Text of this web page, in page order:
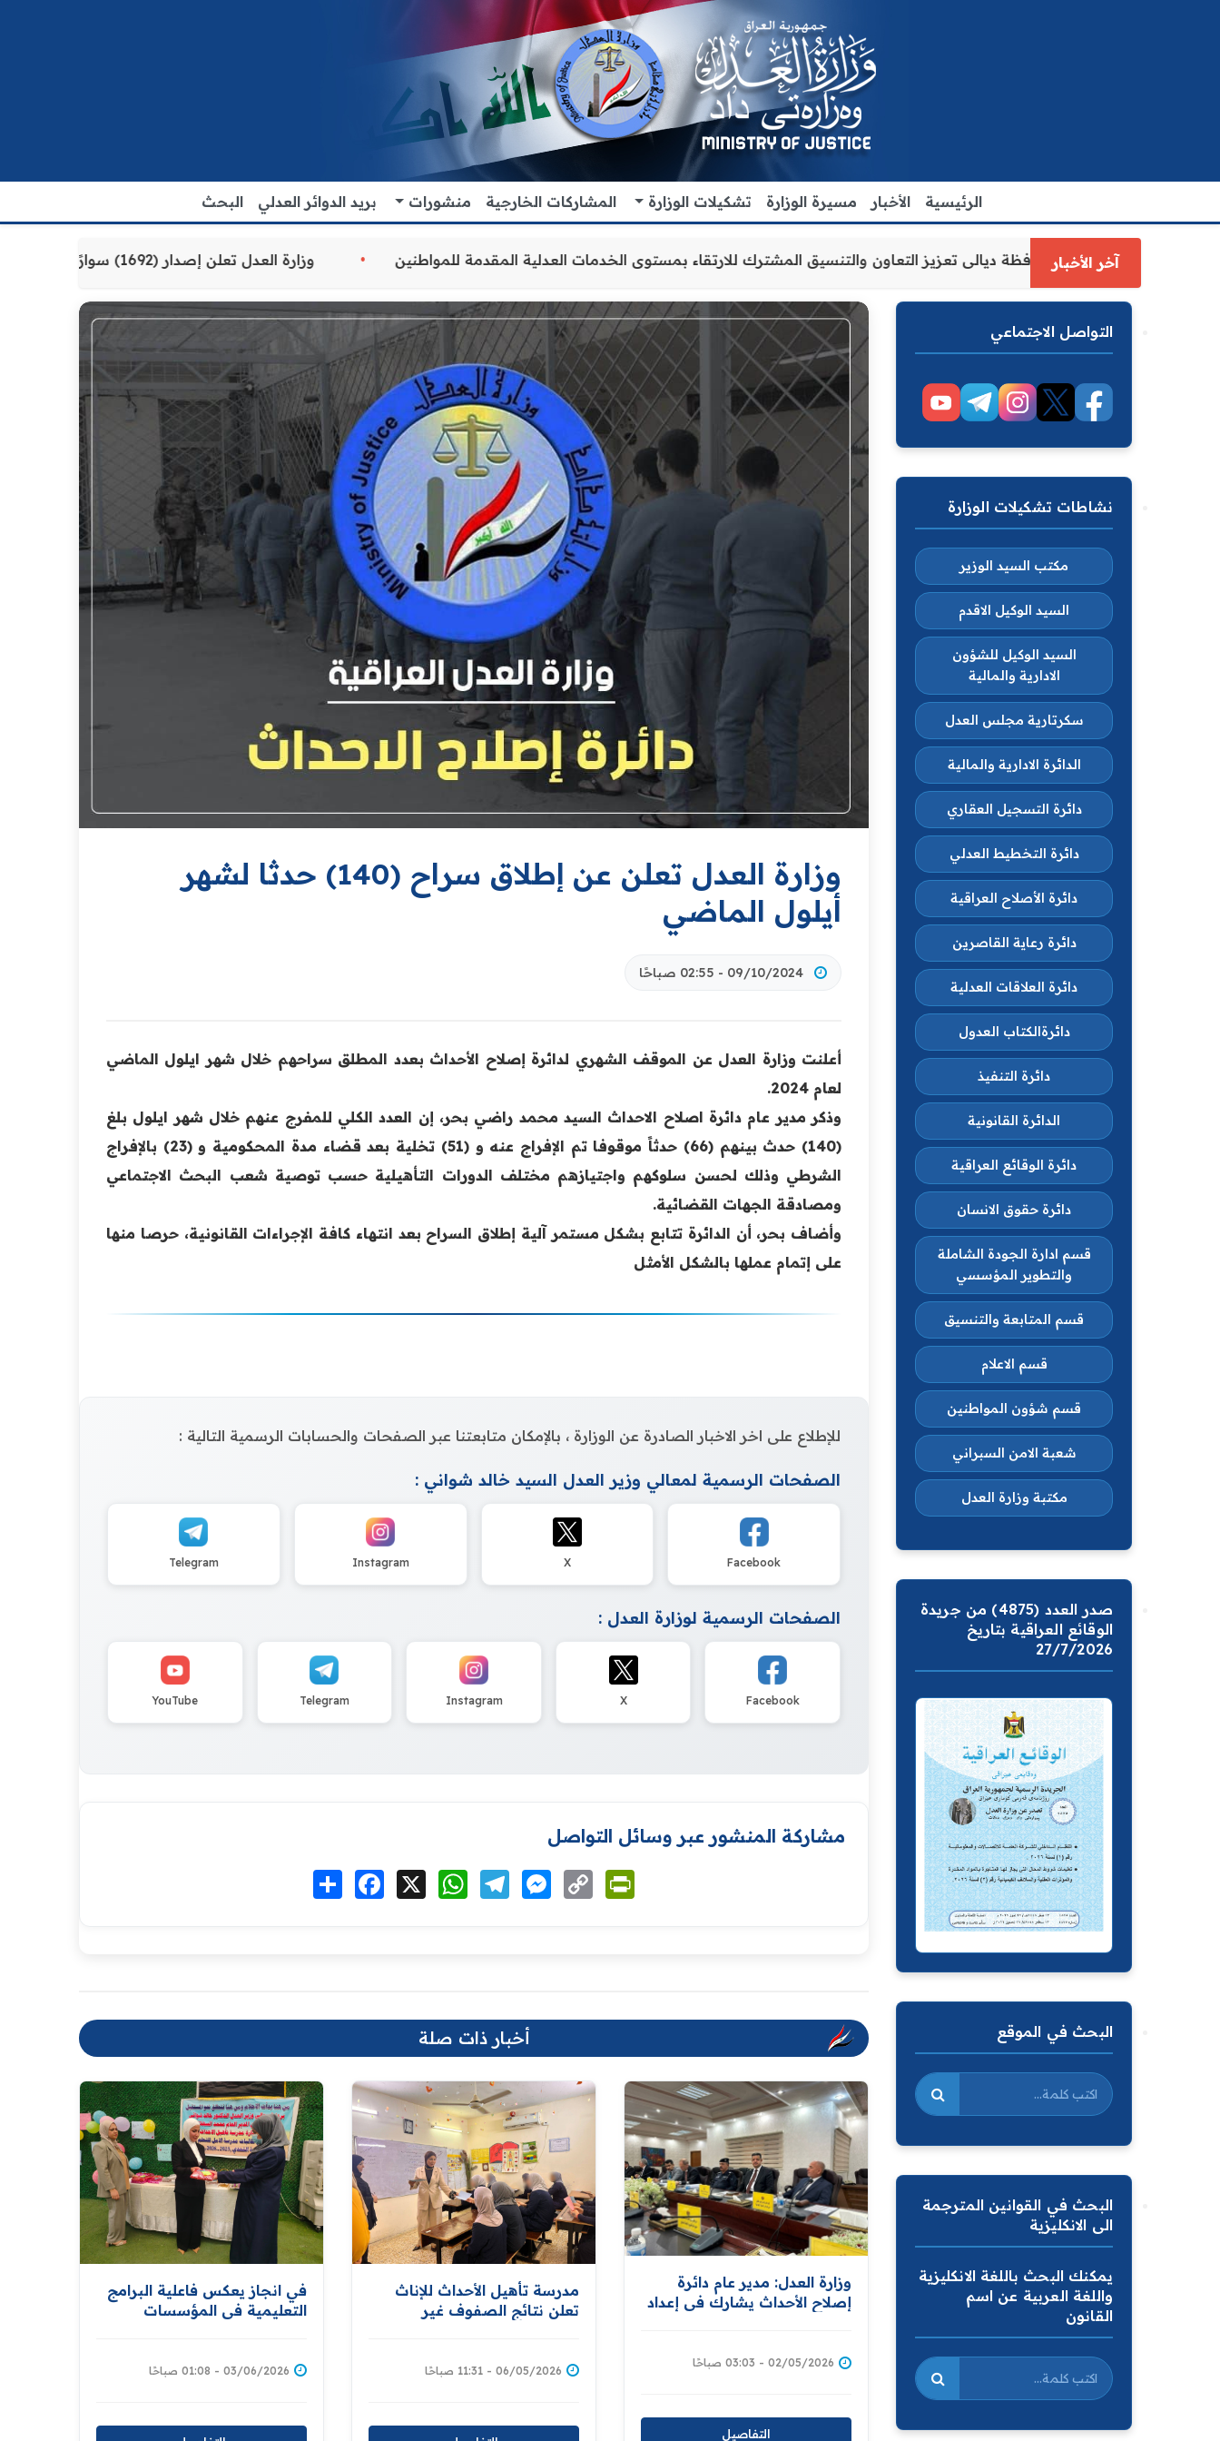
الرئيسية الأخبار مسيرة الوزارة تشكيلات الوزارة المشاركات الخارجية منشورات بريد الدوائر العدلي البحث
آخر الأخبار
العدل الاقدم يبحث مع رئيس مجلس محافظة ديالى تعزيز التعاون والتنسيق المشترك للارتقاء بمستوى الخدمات العدلية المقدمة للمواطنين وزارة العدل تعلن إصدار (1692) سوارًا إلكترونيًا لنزلاء سجن الناصرية المركزي لتنظيم التعاملات المالية داخل المؤسسات الإصلاحية
وزارة العدل تعلن عن إطلاق سراح (140) حدثا لشهر
أيلول الماضي
09/10/2024 - 02:55 صباحًا
أعلنت وزارة العدل عن الموقف الشهري لدائرة إصلاح الأحداث بعدد المطلق سراحهم خلال ‏شهر ايلول الماضي
لعام 2024.
وذكر مدير عام دائرة اصلاح الاحداث السيد محمد راضي بحر، إن العدد الكلي للمفرج عنهم خلال شهر ايلول بلغ
(140) حدث بينهم (66) حدثاً موقوفا تم الإفراج عنه و (51) تخلية بعد قضاء مدة المحكومية و (23) بالإفراج
الشرطي وذلك لحسن سلوكهم واجتيازهم مختلف الدورات التأهيلية حسب توصية شعب البحث الاجتماعي
ومصادقة الجهات القضائية.
وأضاف بحر، أن الدائرة تتابع بشكل مستمر آلية ‏إطلاق السراح بعد انتهاء كافة الإجراءات القانونية، حرصا ‏منها
على إتمام عملها بالشكل الأمثل‎
للإطلاع على اخر الاخبار الصادرة عن الوزارة ، بالإمكان متابعتنا عبر الصفحات والحسابات الرسمية التالية :
الصفحات الرسمية لمعالي وزير العدل السيد خالد شواني :
Facebook
X
Instagram
Telegram
الصفحات الرسمية لوزارة العدل :
Facebook
X
Instagram
Telegram
YouTube
مشاركة المنشور عبر وسائل التواصل
انشر Facebook WhatsAppTelegramMessenger
Copy
Link
أخبار ذات صلة
في انجاز يعكس فاعلية البرامج
التعليمية في المؤسسات
الدارسات في مدرسة الأمل
03/06/2026 - 01:08 صباحًا
مدرسة تأهيل الأحداث للإناث
تعلن نتائج الصفوف غير
06/05/2026 - 11:31 صباحًا
وزارة العدل: مدير عام دائرة
إصلاح الأحداث يشارك في إعداد
شاملة تكفل حمايته
02/05/2026 - 03:03 صباحًا
التفاصيل
التواصل الاجتماعي
نشاطات تشكيلات الوزارة
مكتب السيد الوزير
السيد الوكيل الاقدم
السيد الوكيل للشؤون
الادارية والمالية
سكرتارية مجلس العدل
الدائرة الادارية والمالية
دائرة التسجيل العقاري
دائرة التخطيط العدلي
دائرة الأصلاح العراقية
دائرة رعاية القاصرين
دائرة العلاقات العدلية
دائرةالكتاب العدول
دائرة التنفيذ
الدائرة القانونية
دائرة الوقائع العراقية
دائرة حقوق الانسان
قسم ادارة الجودة الشاملة
والتطوير المؤسسي
قسم المتابعة والتنسيق
قسم الاعلام
قسم شؤون المواطنين
شعبة الامن السبراني
مكتبة وزارة العدل
صدر العدد (4875) من جريدة
الوقائع العراقية بتاريخ
27/7/2026
البحث في الموقع
البحث في القوانين المترجمة
الى الانكليزية
يمكنك البحث باللغة الانكليزية
واللغة العربية عن اسم
القانون